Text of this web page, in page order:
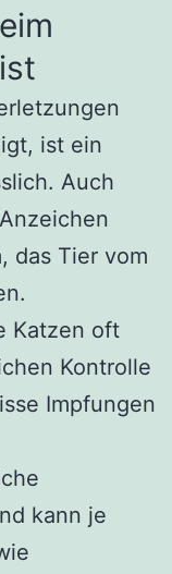
ist ein
Auch
das Tier vom
Katzen oft
Kontrolle
Impfungen
kann je